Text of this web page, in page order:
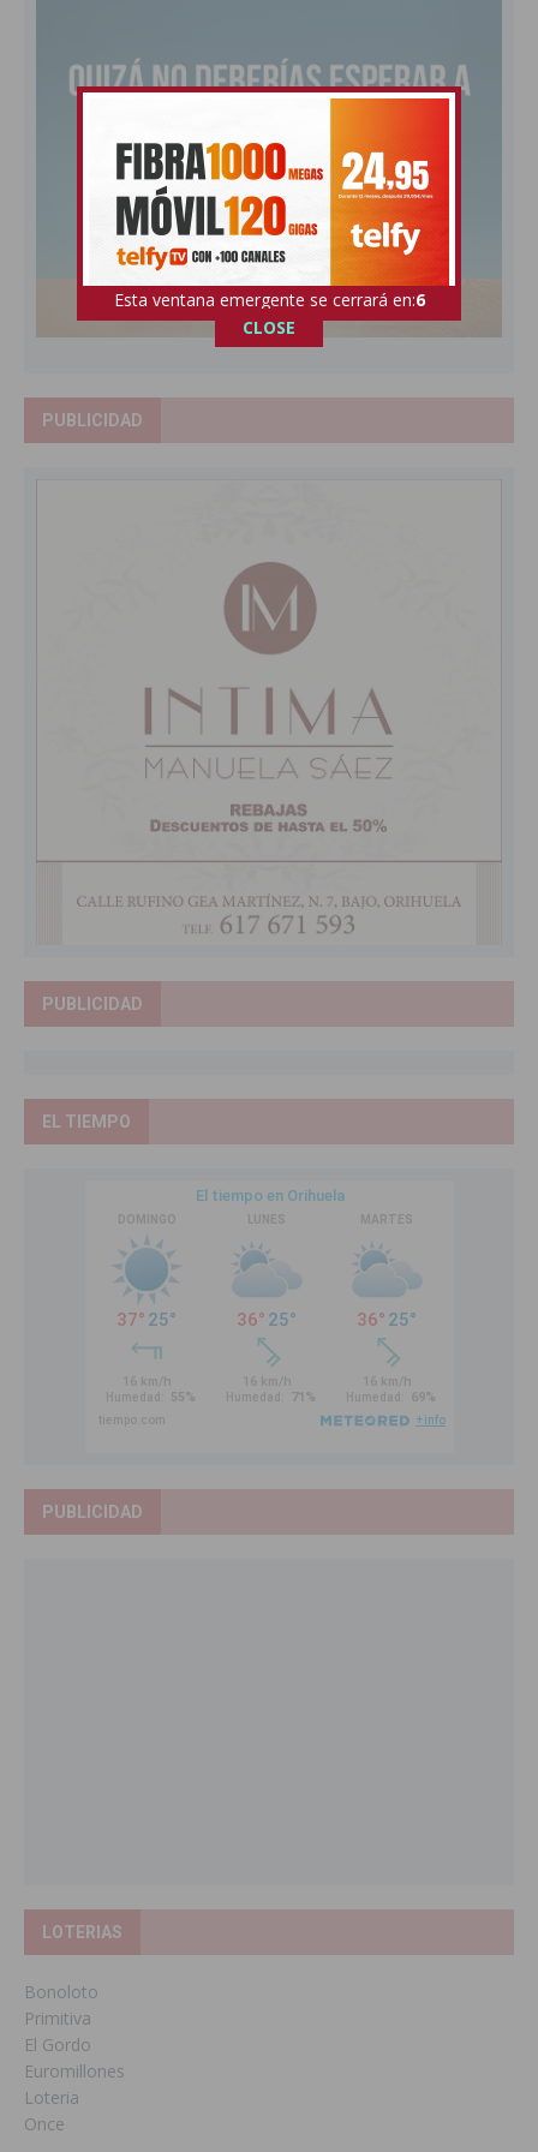
PUBLICIDAD
PUBLICIDAD
EL TIEMPO
PUBLICIDAD
LOTERIAS
Bonoloto
Primitiva
El Gordo
Euromillones
Loteria
Once
Esta ventana emergente se cerrará en:5
CLOSE